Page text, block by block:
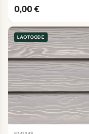
0,00€
LAOTOODE